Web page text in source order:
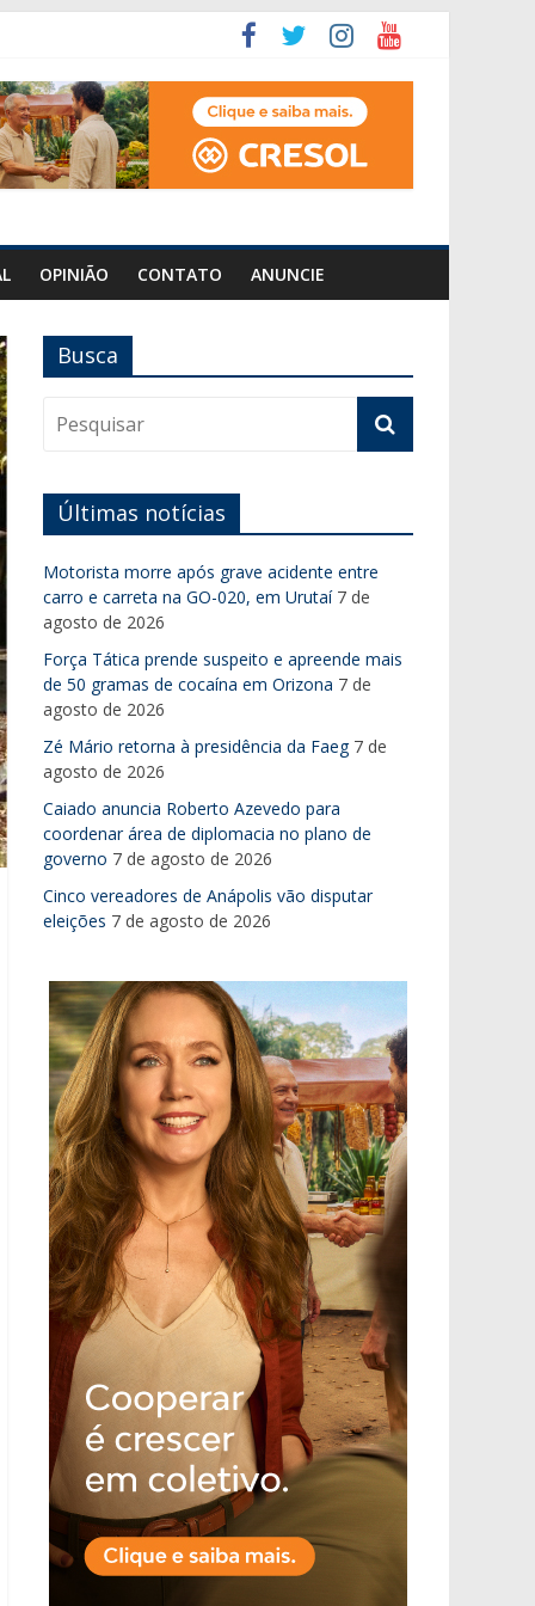
OPINIÃO CONTATO ANUNCIE
Busca
Últimas notícias
Motorista morre após grave acidente entre
carro e carreta na GO-020, em Urutaí 7 de
agosto de 2026
Força Tática prende suspeito e apreende mais
de 50 gramas de cocaína em Orizona 7 de
agosto de 2026
Zé Mário retorna à presidência da Faeg 7 de
agosto de 2026
Caiado anuncia Roberto Azevedo para
coordenar área de diplomacia no plano de
governo 7 de agosto de 2026
Cinco vereadores de Anápolis vão disputar
eleições 7 de agosto de 2026